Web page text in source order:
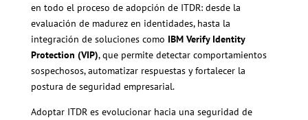
en todo el proceso de adopción de ITDR: desde la
evaluación de madurez en identidades, hasta la
integración de soluciones como IBM Verify Identity
Protection (VIP), que permite detectar comportamientos
sospechosos, automatizar respuestas y fortalecer la
postura de seguridad empresarial.
Adoptar ITDR es evolucionar hacia una seguridad de